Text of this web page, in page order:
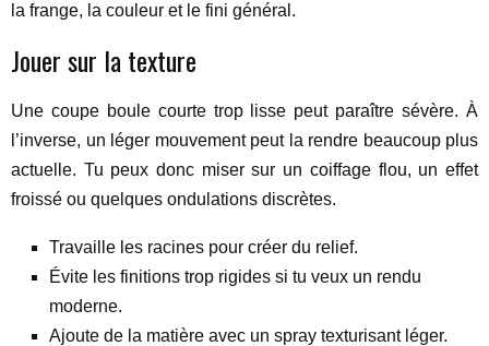
la frange, la couleur et le fini général.
Jouer sur la texture
Une coupe boule courte trop lisse peut paraître sévère. À
l’inverse, un léger mouvement peut la rendre beaucoup plus
actuelle. Tu peux donc miser sur un coiffage flou, un effet
froissé ou quelques ondulations discrètes.
Travaille les racines pour créer du relief.
Évite les finitions trop rigides si tu veux un rendu
moderne.
Ajoute de la matière avec un spray texturisant léger.